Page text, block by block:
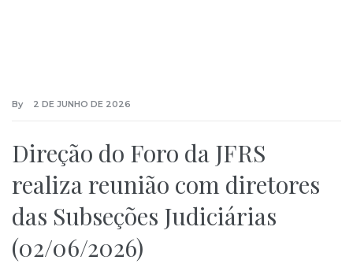
By 2 DE JUNHO DE 2026
Direção do Foro da JFRS
realiza reunião com diretores
das Subseções Judiciárias
(02/06/2026)